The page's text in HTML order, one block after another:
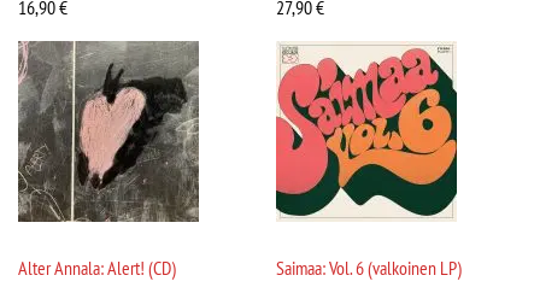
16,90€ 27,90€
Alter Annala: Alert! (CD)
Saimaa: Vol. 6 (valkoinen LP)